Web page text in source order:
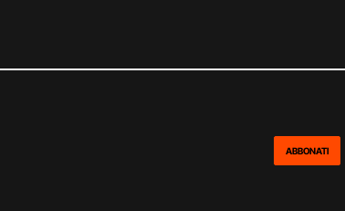
ABBONATI